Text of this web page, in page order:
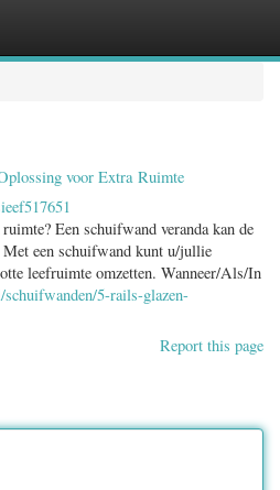
voor Extra Ruimte
Een schuifwand veranda kan de
een schuifwand kunt u/jullie
leefruimte omzetten. Wanneer/Als/In
5-rails-glazen-
Report this page